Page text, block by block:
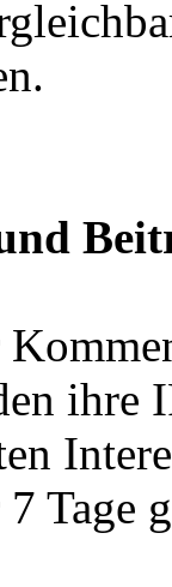
ihre
Tage